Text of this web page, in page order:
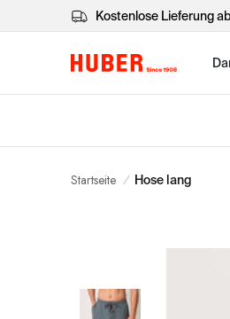
Kostenlose Lieferung
Startseite / Hose lang